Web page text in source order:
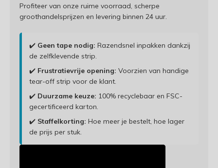
Profiteer van onze ruime voorraad, scherpe
groothandelsprijzen en levering binnen 24 uur.
✔️ Geen tape nodig: Razendsnel inpakken dankzij
de zelfklevende strip.
✔️ Frustratievrije opening: Voorzien van handige
tear-off strip voor de klant.
✔️ Duurzame keuze: 100% recyclebaar en FSC-
gecertificeerd karton.
✔️ Staffelkorting: Hoe meer je bestelt, hoe lager
de prijs per stuk.